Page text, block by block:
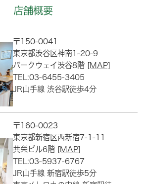
店舗概要
〒150-0041
東京都渋谷区神南1-20-9
パークウェイ渋谷8階 [MAP]
TEL:03-6455-3405
JR山手線 渋谷駅徒歩4分
〒160-0023
東京都新宿区西新宿7-1-11
共栄ビル6階 [MAP]
TEL:03-5937-6767
JR山手線 新宿駅徒歩5分